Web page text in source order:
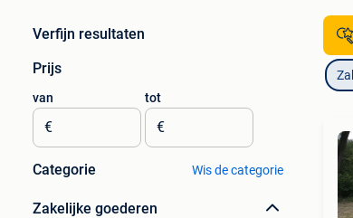
Verfijn resultaten
Prijs
van
€
tot
€
Categorie Wis de categorie
Zakelijke goederen